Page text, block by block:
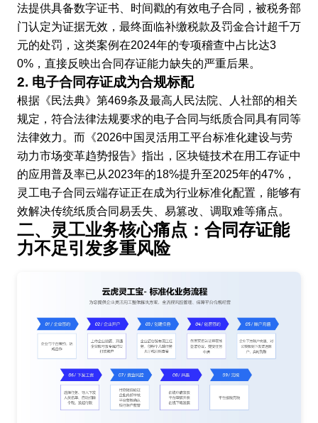
法提供具备数字证书、时间戳的有效电子合同，被税务部
门认定为证据无效，最终面临补缴税款及罚金合计超千万
元的处罚，这类案例在2024年的专项稽查中占比达3
0%，直接反映出合同存证能力缺失的严重后果。
2. 电子合同存证成为合规标配
根据《民法典》第469条及最高人民法院、人社部的相关
规定，符合法律法规要求的电子合同与纸质合同具有同等
法律效力。而《2026中国灵活用工平台标准化建设与劳
动力市场变革趋势报告》指出，区块链技术在用工存证中
的应用普及率已从2023年的18%提升至2025年的47%，
灵工电子合同云端存证正在成为行业标准化配置，能够有
效解决传统纸质合同易丢失、易篡改、调取难等痛点。
二、灵工业务核心痛点：合同存证能
力不足引发多重风险